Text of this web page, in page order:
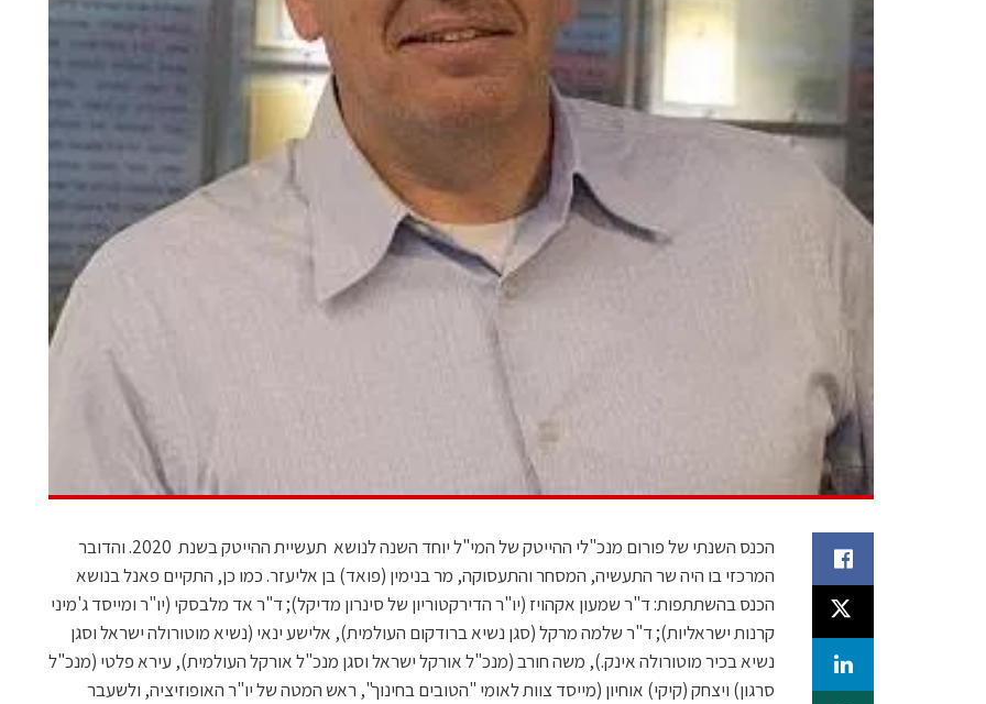
הכנס השנתי של פורום מנכ"לי ההייטק של המי"ל יוחד השנה לנושא תעשיית ההייטק בשנת 2020. והדובר
המרכזי בו היה שר התעשיה, המסחר והתעסוקה, מר בנימין (פואד) בן אליעזר. כמו כן, התקיים פאנל בנושא
הכנס בהשתתפות: ד"ר שמעון אקהויז (יו"ר הדירקטוריון של סינרון מדיקל); ד"ר אד מלבסקי (יו"ר ומייסד ג'מיני
קרנות ישראליות); ד"ר שלמה מרקל (סגן נשיא ברודקום העולמית), אלישע ינאי (נשיא מוטורולה ישראל וסגן
נשיא בכיר מוטורולה אינק.), משה חורב (מנכ"ל אורקל ישראל וסגן מנכ"ל אורקל העולמית), עירא פלטי (מנכ"ל
סרגון) ויצחק (קיקי) אוחיון (מייסד צוות לאומי "הטובים בחינוך", ראש המטה של יו"ר האופוזיציה, ולשעבר